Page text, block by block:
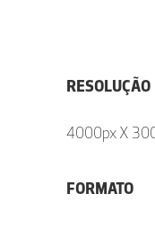
RESOLUÇÃO
4000px X
FORMATO